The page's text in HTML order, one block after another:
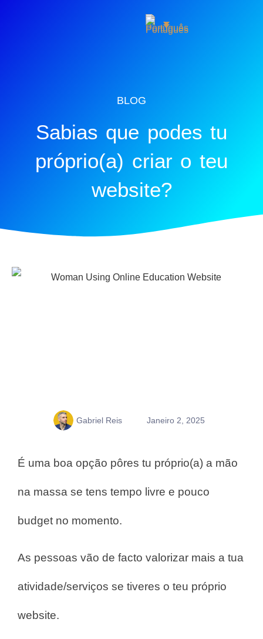
BLOG
Sabias que podes tu
próprio(a) criar o teu
website?
Gabriel Reis Janeiro 2, 2025
É uma boa opção pôres tu próprio(a) a mão
na massa se tens tempo livre e pouco
budget no momento.
As pessoas vão de facto valorizar mais a tua
atividade/serviços se tiveres o teu próprio
website.